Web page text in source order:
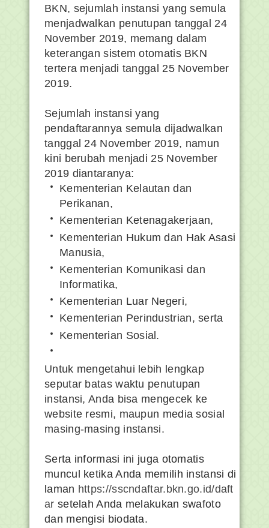
BKN, sejumlah instansi yang semula
menjadwalkan penutupan tanggal 24
November 2019, memang dalam
keterangan sistem otomatis BKN
tertera menjadi tanggal 25 November
2019.
Sejumlah instansi yang
pendaftarannya semula dijadwalkan
tanggal 24 November 2019, namun
kini berubah menjadi 25 November
2019 diantaranya:
Kementerian Kelautan dan
Perikanan,
Kementerian Ketenagakerjaan,
Kementerian Hukum dan Hak Asasi
Manusia,
Kementerian Komunikasi dan
Informatika,
Kementerian Luar Negeri,
Kementerian Perindustrian, serta
Kementerian Sosial.
Untuk mengetahui lebih lengkap
seputar batas waktu penutupan
instansi, Anda bisa mengecek ke
website resmi, maupun media sosial
masing-masing instansi.
Serta informasi ini juga otomatis
muncul ketika Anda memilih instansi di
laman https://sscndaftar.bkn.go.id/daft
ar setelah Anda melakukan swafoto
dan mengisi biodata.